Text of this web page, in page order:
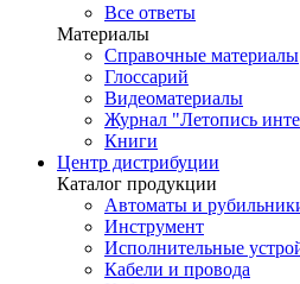
Все ответы
Материалы
Справочные материалы
Глоссарий
Видеоматериалы
Журнал "Летопись
Книги
Центр дистрибуции
Каталог продукции
Автоматы и
Инструмент
Исполнительные
Кабели и провода